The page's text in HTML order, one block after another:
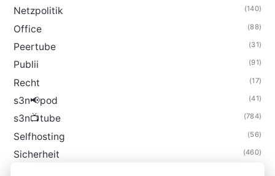
Netzpolitik (140)
Office (88)
Peertube (31)
Publii (91)
Recht (17)
s3n📢pod (41)
s3n📺tube (784)
Selfhosting (56)
Sicherheit (460)